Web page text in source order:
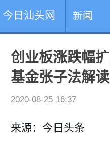
今日汕头网 新闻
创业板涨跌幅
基金张子法解
2020-08-25 16:37
来源：今日头条